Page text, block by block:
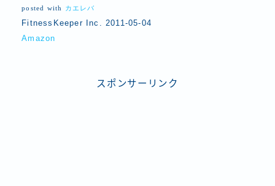
posted with カエレバ
FitnessKeeper Inc. 2011-05-04
Amazon
スポンサーリンク